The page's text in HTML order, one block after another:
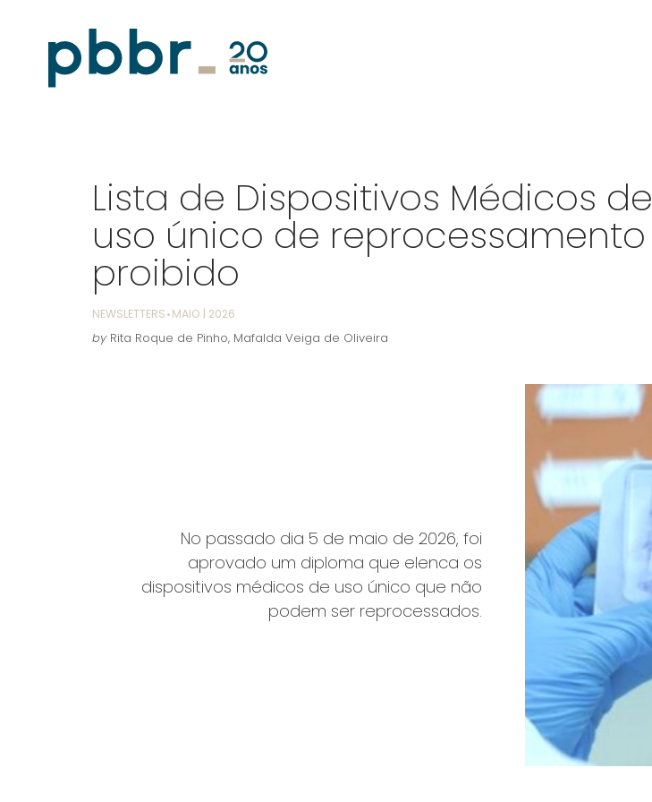
Lista de Dispositivos Médicos de
uso único de reprocessamento
proibido
NEWSLETTERS MAIO | 2026
by Rita Roque de Pinho, Mafalda Veiga de Oliveira
No passado dia 5 de maio de 2026, foi
aprovado um diploma que elenca os
dispositivos médicos de uso único que não
podem ser reprocessados.